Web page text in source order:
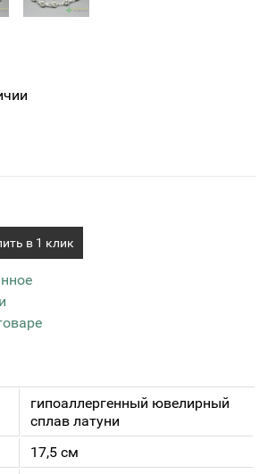
в 1 клик
гипоаллергенный ювелирный
сплав латуни
17,5 см